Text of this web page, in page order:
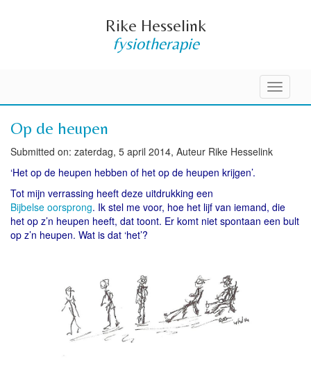
Rike Hesselink
fysiotherapie
Toggle
Op de heupen
Submitted on: zaterdag, 5 april 2014, Auteur Rike Hesselink
‘Het op de heupen hebben of het op de heupen krijgen’.
Tot mijn verrassing heeft deze uitdrukking een
Bijbelse oorsprong. Ik stel me voor, hoe het lijf van iemand, die
het op z’n heupen heeft, dat toont. Er komt niet spontaan een bult
op z’n heupen. Wat is dat ‘het’?